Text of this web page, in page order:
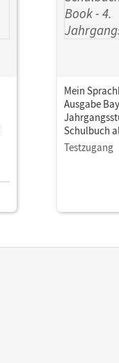
Mein
Ausgabe
Schulbuch
Testzugang